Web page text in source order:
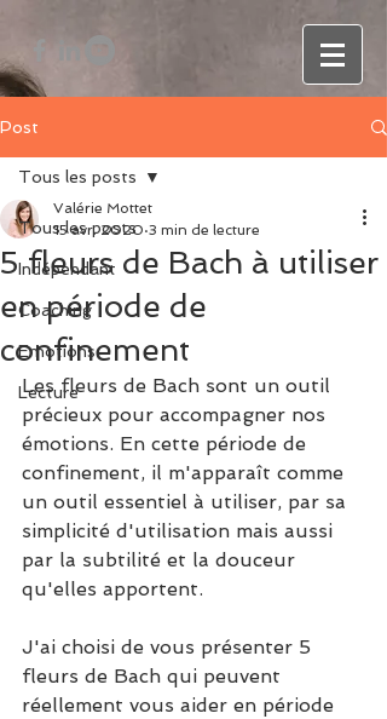
Post
Tous les posts
Indépendant
Coaching
Emotions
Lecture
Tous les posts
5 fleurs de Bach à utiliser
en période de
confinement
Valérie Mottet
15 avr. 2020 3 min de lecture
Les fleurs de Bach sont un outil
précieux pour accompagner nos
émotions. En cette période de
confinement, il m'apparaît comme
un outil essentiel à utiliser, par sa
simplicité d'utilisation mais aussi
par la subtilité et la douceur
qu'elles apportent.
J'ai choisi de vous présenter 5
fleurs de Bach qui peuvent
réellement vous aider en période